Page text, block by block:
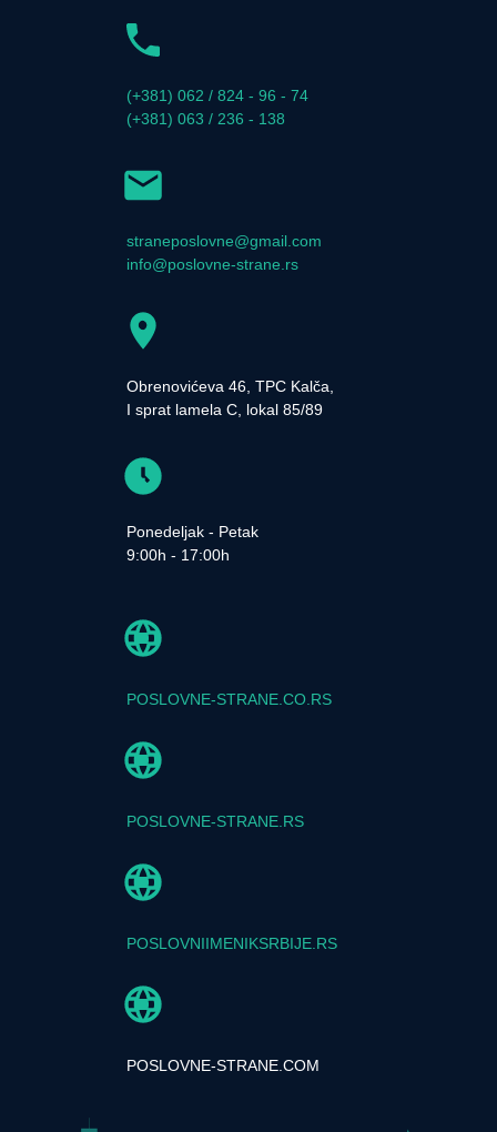
(+381) 062 / 824 - 96 - 74
(+381) 063 / 236 - 138
straneposlovne@gmail.com
info@poslovne-strane.rs
Obrenovićeva 46, TPC Kalča,
I sprat lamela C, lokal 85/89
Ponedeljak - Petak
9:00h - 17:00h
POSLOVNE-STRANE.CO.RS
POSLOVNE-STRANE.RS
POSLOVNIIMENIKSRBIJE.RS
POSLOVNE-STRANE.COM